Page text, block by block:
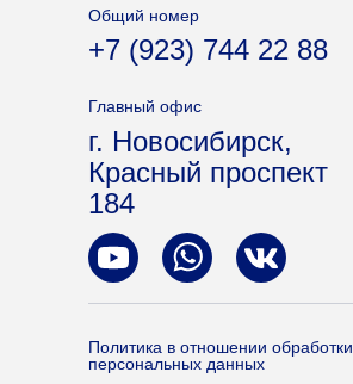
Политика в отношении обработки
персональных данных
Общий номер
Главный офис
+7 (923) 744 22 88
г. Новосибирск,
Красный проспект
184